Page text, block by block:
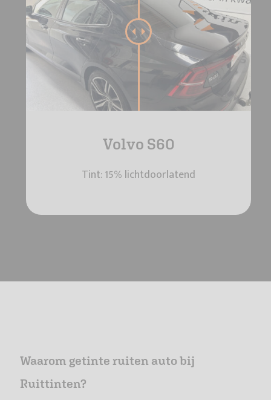
Volvo S60
Tint: 15% lichtdoorlatend
Waarom getinte ruiten auto bij
Ruittinten?